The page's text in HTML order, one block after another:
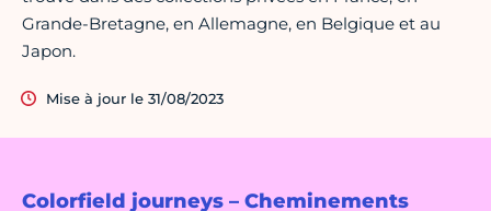
Colorfield journeys – Cheminements
Grande-Bretagne, en Allemagne, en Belgique et au
Japon.
Mise à jour le 31/08/2023